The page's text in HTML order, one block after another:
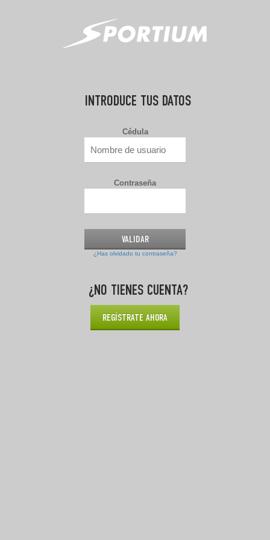
INTRODUCE TUS DATOS
Cédula
Contraseña
¿Has olvidado tu contraseña?
¿NO TIENES CUENTA?
REGÍSTRATE AHORA